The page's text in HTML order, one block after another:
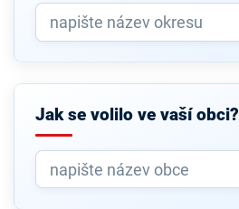
Jak se volilo ve vaší obci?